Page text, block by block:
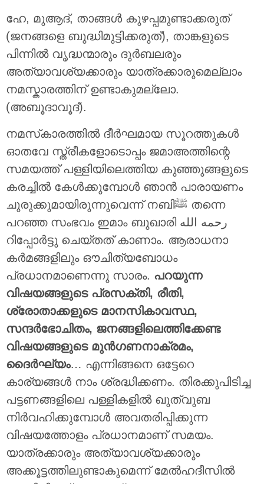
ഹേ, മുആദ്, താങ്ങൾ കുഴപ്പമുണ്ടാക്കരുത്
(ജനങ്ങളെ ബുദ്ധിമുട്ടിക്കരുത്), താങ്കളുടെ
പിന്നിൽ വൃദ്ധന്മാരും ദുർബലരും
അത്യാവശ്യക്കാരും യാത്രക്കാരുമെല്ലാം
നമസ്കാരത്തിന് ഉണ്ടാകുമല്ലോ.
(അബൂദാവൂദ്).
നമസ്‌കാരത്തിൽ ദീർഘമായ സൂറത്തുകൾ
ഓതവേ സ്ത്രീകളോടൊപ്പം ജമാഅത്തിന്റെ
സമയത്ത് പള്ളിയിലെത്തിയ കുഞ്ഞുങ്ങളുടെ
കരച്ചിൽ കേൾക്കുമ്പോൾ ഞാൻ പാരായണം
ചുരുക്കുമായിരുന്നുവെന്ന് നബിﷺ തന്നെ
പറഞ്ഞ സംഭവം ഇമാം ബുഖാരി رحمه الله
റിപ്പോർട്ടു ചെയ്തത് കാണാം. ആരാധനാ
കർമങ്ങളിലും ഔചിത്യബോധം
പ്രധാനമാണെന്നു സാരം. പറയുന്ന
വിഷയങ്ങളുടെ പ്രസക്തി, രീതി,
ശ്രോതാക്കളുടെ മാനസികാവസ്ഥ,
സന്ദർഭോചിതം, ജനങ്ങളിലെത്തിക്കേണ്ട
വിഷയങ്ങളുടെ മുൻഗണനാക്രമം,
ദൈർഘ്യം… എന്നിങ്ങനെ ഒട്ടേറെ
കാര്യങ്ങൾ നാം ശ്രദ്ധിക്കണം. തിരക്കുപിടിച്ച
പട്ടണങ്ങളിലെ പള്ളികളിൽ ഖുത്വുബ
നിർവഹിക്കുമ്പോൾ അവതരിപ്പിക്കുന്ന
വിഷയത്തോളം പ്രധാനമാണ് സമയം.
യാത്രക്കാരും അത്യാവശ്യക്കാരും
അക്കൂട്ടത്തിലുണ്ടാകുമെന്ന് മേൽഹദീസിൽ